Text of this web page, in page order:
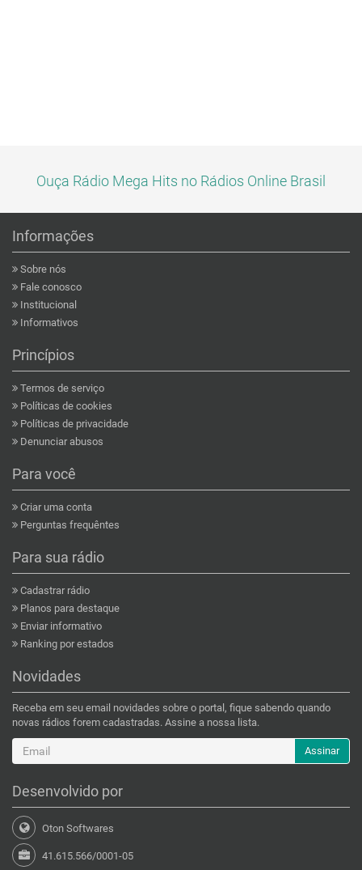
Ouça Rádio Mega Hits no Rádios Online Brasil
Informações
Sobre nós
Fale conosco
Institucional
Informativos
Princípios
Termos de serviço
Políticas de cookies
Políticas de privacidade
Denunciar abusos
Para você
Criar uma conta
Perguntas frequêntes
Para sua rádio
Cadastrar rádio
Planos para destaque
Enviar informativo
Ranking por estados
Novidades
Receba em seu email novidades sobre o portal, fique sabendo quando
novas rádios forem cadastradas. Assine a nossa lista.
Assinar
Desenvolvido por
Oton Softwares
41.615.566/0001-05